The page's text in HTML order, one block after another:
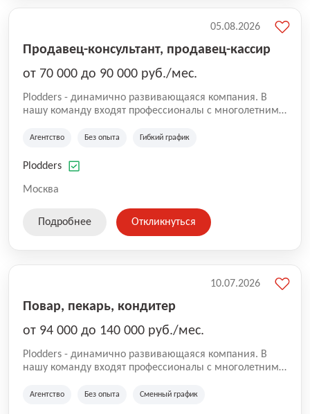
Продавец-консультант, продавец-кассир
от 70 000 до 90 000 руб./мес.
Plodders - динамично развивающаяся компания. В
нашу команду входят профессионалы с многолетним
на рынке аутсорсинга, а накопленный опыт позволяют
оказываемых услуг.
Агентство Без опыта Гибкий график
Plodders
Москва
05.08.2026
Подробнее Откликнуться
Повар, пекарь, кондитер
от 94 000 до 140 000 руб./мес.
Plodders - динамично развивающаяся компания. В
нашу команду входят профессионалы с многолетним
на рынке аутсорсинга, а накопленный опыт позволяют
Агентство Без опыта Сменный график
10.07.2026